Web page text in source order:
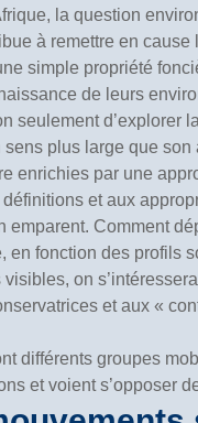
la question
à remettre en
simple propriété
de leurs
seulement
sens plus large que
enrichies par une
définitions et aux
emparent. Comment
en fonction des
on
et aux «
différents groupes
et voient s’opposer